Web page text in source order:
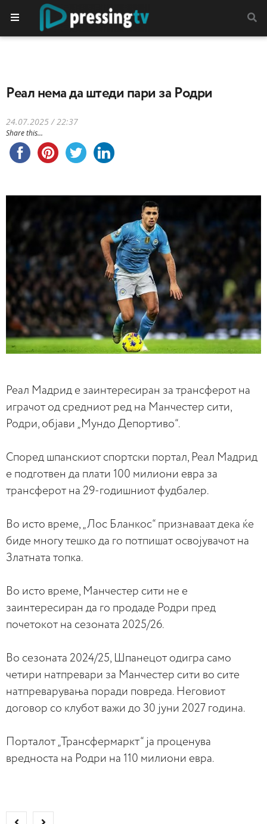
Реал нема да штеди пари за Родри
24.07.2025 / 22:37
Share this...
Реал Мадрид е заинтересиран за трансферот на
играчот од средниот ред на Манчестер сити,
Родри, објави „Мундо Депортиво“.
Според шпанскиот спортски портал, Реал Мадрид
е подготвен да плати 100 милиони евра за
трансферот на 29-годишниот фудбалер.
Во исто време, „Лос Бланкос“ признаваат дека ќе
биде многу тешко да го потпишат освојувачот на
Златната топка.
Во исто време, Манчестер сити не е
заинтересиран да го продаде Родри пред
почетокот на сезоната 2025/26.
Во сезоната 2024/25, Шпанецот одигра само
четири натпревари за Манчестер сити во сите
натпреварувања поради повреда. Неговиот
договор со клубот важи до 30 јуни 2027 година.
Порталот „Трансфермаркт“ ја проценува
вредноста на Родри на 110 милиони евра.